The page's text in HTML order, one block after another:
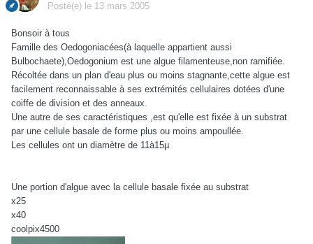
Posté(e) le 13 mars 2005
Bonsoir à tous
Famille des Oedogoniacées(à laquelle appartient aussi
Bulbochaete),Oedogonium est une algue filamenteuse,non ramifiée.
Récoltée dans un plan d'eau plus ou moins stagnante,cette algue est
facilement reconnaissable à ses extrémités cellulaires dotées d'une
coiffe de division et des anneaux.
Une autre de ses caractéristiques ,est qu'elle est fixée à un substrat
par une cellule basale de forme plus ou moins ampoullée.
Les cellules ont un diamètre de 11à15µ
Une portion d'algue avec la cellule basale fixée au substrat
x25
x40
coolpix4500